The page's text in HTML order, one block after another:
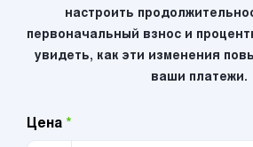
настроить
первоначальный взнос и
увидеть, как эти изменения
ваши платежи.
Цена *